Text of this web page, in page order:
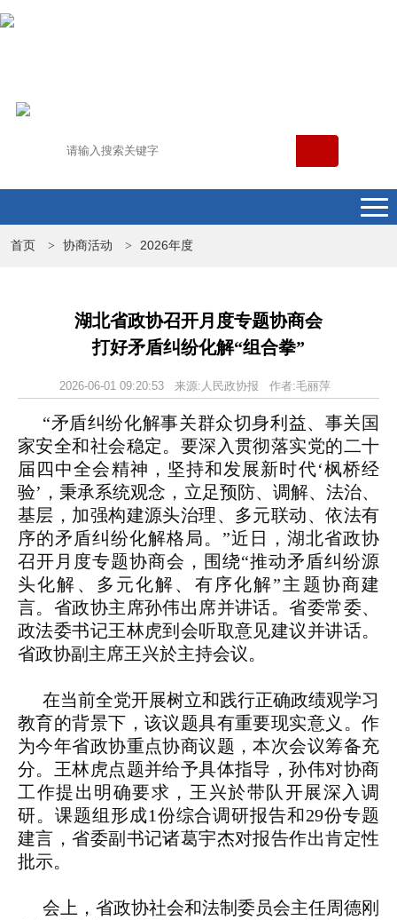
首页 > 协商活动 > 2026年度
湖北省政协召开月度专题协商会
打好矛盾纠纷化解“组合拳”
2026-06-01 09:20:53 来源:人民政协报 作者:毛丽萍
“矛盾纠纷化解事关群众切身利益、事关国
家安全和社会稳定。要深入贯彻落实党的二十
届四中全会精神，坚持和发展新时代‘枫桥经
验’，秉承系统观念，立足预防、调解、法治、
基层，加强构建源头治理、多元联动、依法有
序的矛盾纠纷化解格局。”近日，湖北省政协
召开月度专题协商会，围绕“推动矛盾纠纷源
头化解、多元化解、有序化解”主题协商建
言。省政协主席孙伟出席并讲话。省委常委、
政法委书记王林虎到会听取意见建议并讲话。
省政协副主席王兴於主持会议。
在当前全党开展树立和践行正确政绩观学习
教育的背景下，该议题具有重要现实意义。作
为今年省政协重点协商议题，本次会议筹备充
分。王林虎点题并给予具体指导，孙伟对协商
工作提出明确要求，王兴於带队开展深入调
研。课题组形成1份综合调研报告和29份专题
建言，省委副书记诸葛宇杰对报告作出肯定性
批示。
会上，省政协社会和法制委员会主任周德刚